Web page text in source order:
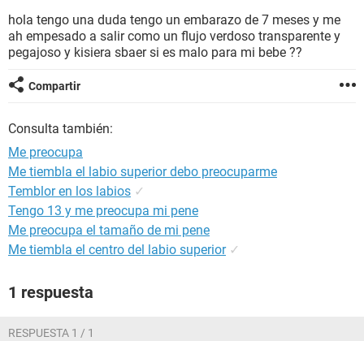
BIENESTAR
hola tengo una duda tengo un embarazo de 7 meses y me
ah empesado a salir como un flujo verdoso transparente y
pegajoso y kisiera sbaer si es malo para mi bebe ??
Compartir
Consulta también:
Me preocupa
Me tiembla el labio superior debo preocuparme
Temblor en los labios ✓
Tengo 13 y me preocupa mi pene
Me preocupa el tamaño de mi pene
Me tiembla el centro del labio superior ✓
1 respuesta
RESPUESTA 1 / 1